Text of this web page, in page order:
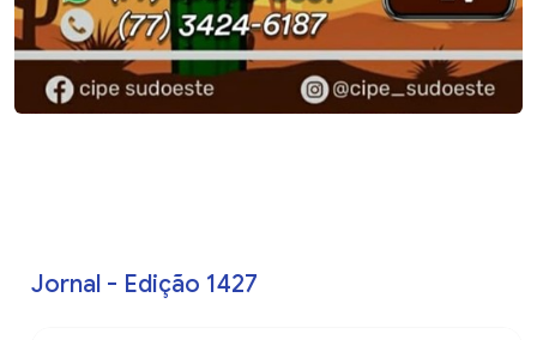
Jornal - Edição 1427